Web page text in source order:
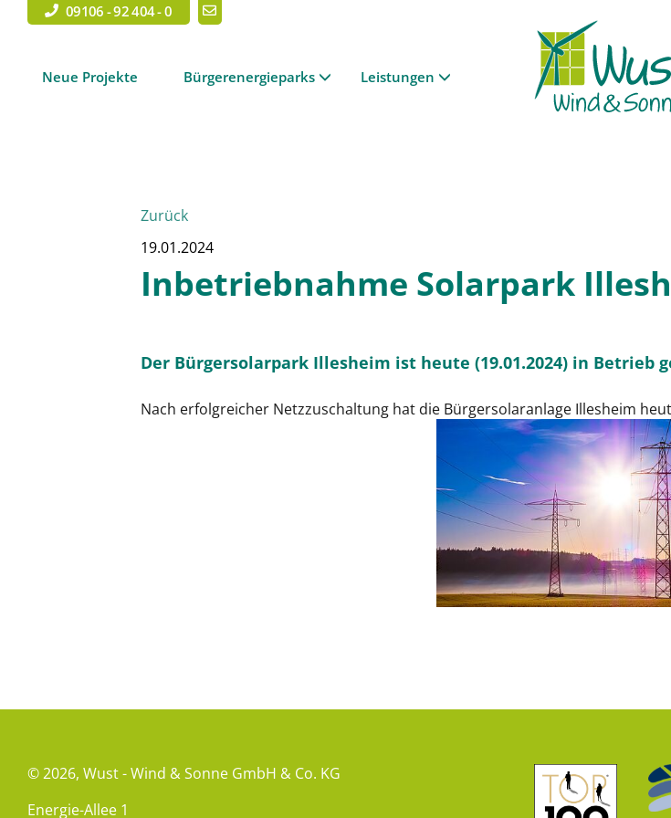
09106 - 92 404 - 0
Neue Projekte Bürgerenergieparks Leistungen
Zurück
19.01.2024
Inbetriebnahme Solarpark
Der Bürgersolarpark Illesheim ist heute (19.01.2024) in Betrieb
Nach erfolgreicher Netzzuschaltung hat die Bürgersolaranlage Illesheim
© 2026, Wust - Wind & Sonne GmbH & Co. KG
Energie-Allee 1